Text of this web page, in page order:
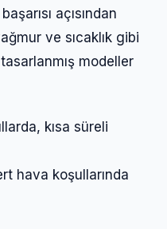
açısından
ve sıcaklık gibi
modeller
kısa süreli
hava koşullarında